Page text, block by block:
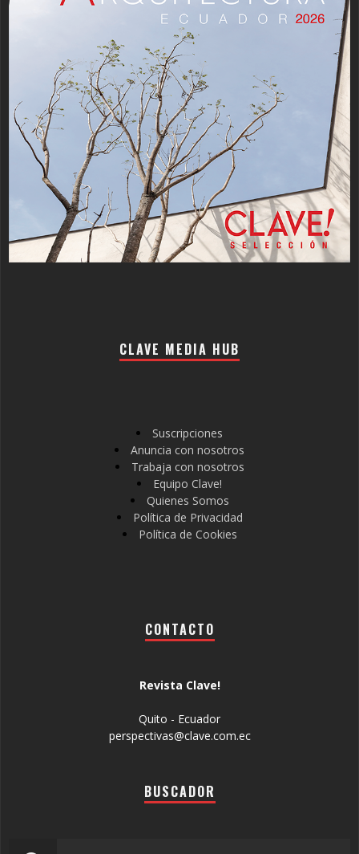
CLAVE MEDIA HUB
Suscripciones
Anuncia con nosotros
Trabaja con nosotros
Equipo Clave!
Quienes Somos
Política de Privacidad
Política de Cookies
CONTACTO
Revista Clave!
Quito - Ecuador
perspectivas@clave.com.ec
BUSCADOR